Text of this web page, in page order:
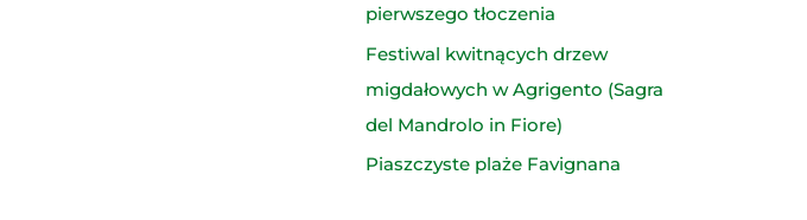
pierwszego tłoczenia
Festiwal kwitnących drzew
migdałowych w Agrigento (Sagra
del Mandrolo in Fiore)
Piaszczyste plaże Favignana